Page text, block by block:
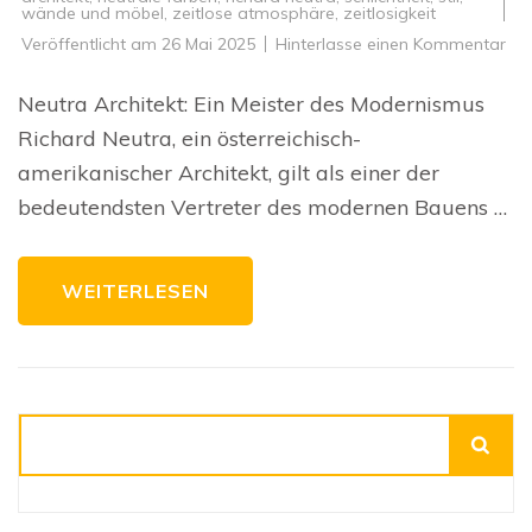
wände und möbel, zeitlose atmosphäre, zeitlosigkeit
Veröffentlicht am 26 Mai 2025 Hinterlasse einen Kommentarzu
Neutra Architekt: Ein Meister des Modernismus
Richard Neutra, ein österreichisch-
amerikanischer Architekt, gilt als einer der
bedeutendsten Vertreter des modernen Bauens …
WEITERLESEN